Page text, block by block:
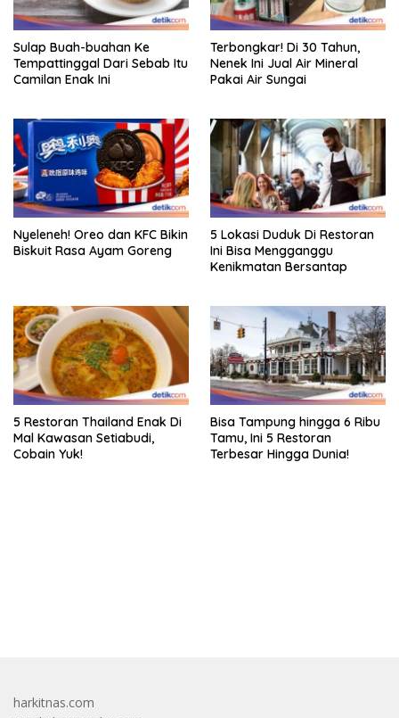
Sulap Buah-buahan Ke
Tempattinggal Dari Sebab Itu
Camilan Enak Ini
Terbongkar! Di 30 Tahun,
Nenek Ini Jual Air Mineral
Pakai Air Sungai
Nyeleneh! Oreo dan KFC Bikin
Biskuit Rasa Ayam Goreng
5 Lokasi Duduk Di Restoran
Ini Bisa Mengganggu
Kenikmatan Bersantap
5 Restoran Thailand Enak Di
Mal Kawasan Setiabudi,
Cobain Yuk!
Bisa Tampung hingga 6 Ribu
Tamu, Ini 5 Restoran
Terbesar Hingga Dunia!
harkitnas.com